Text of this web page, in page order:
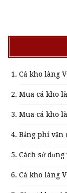
Cá kho làng
Mua cá kho
Mua cá kho
Bảng phí vận
Cách sử
Cá kho làng